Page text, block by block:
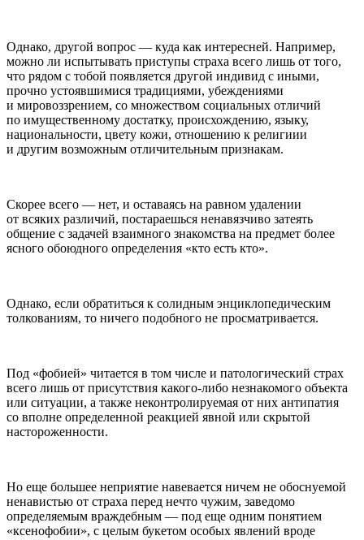
Однако, другой вопрос — куда как интересней. Например,
можно ли испытывать приступы страха всего лишь от того,
что рядом с тобой появляется другой индивид с иными,
прочно устоявшимися традициями, убеждениями
и мировоззрением, со множеством социальных отличий
по имущественному достатку, происхождению, языку,
национальности, цвету кожи, отношению к религиии
и другим возможным отличительным признакам.
Скорее всего — нет, и оставаясь на равном удалении
от всяких различий, постараешься ненавязчиво затеять
общение с задачей взаимного знакомства на предмет более
ясного обоюдного определения «кто есть кто».
Однако, если обратиться к солидным энциклопедическим
толкованиям, то ничего подобного не просматривается.
Под «фобией» читается в том числе и патологический страх
всего лишь от присутствия какого-либо незнакомого объекта
или ситуации, а также неконтролируемая от них антипатия
со вполне определенной реакцией явной или скрытой
настороженности.
Но еще большее неприятие навевается ничем не обоснуемой
ненавистью от страха перед нечто чужим, заведомо
определяемым враждебным — под еще одним понятием
«ксенофобии», с целым букетом особых явлений вроде